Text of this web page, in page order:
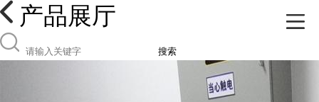
产品展厅
搜索